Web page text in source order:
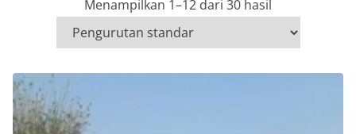
Menampilkan 1–12 dari 30 hasil